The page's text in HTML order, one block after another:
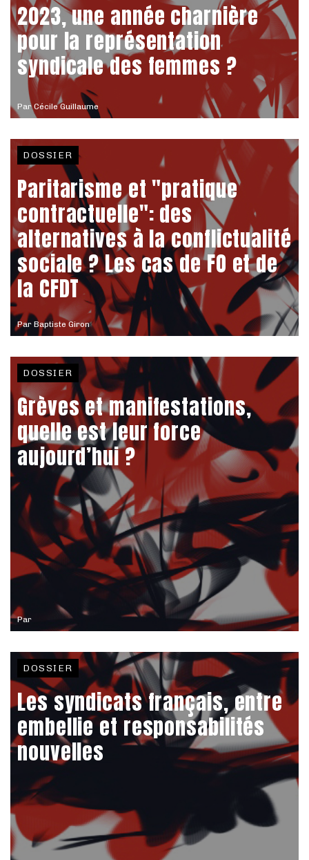
ParCécile Guillaume
2023, une année charnière
pour la représentation
syndicale des femmes ?
Par Baptiste Giron
DOSSIER
Paritarisme et "pratique
contractuelle": des
alternatives à la conflictualité
sociale ? Les cas de FO et de
la CFDT
Par
DOSSIER
Grèves et manifestations,
quelle est leur force
aujourd’hui ?
DOSSIER
Les syndicats français, entre
embellie et responsabilités
nouvelles